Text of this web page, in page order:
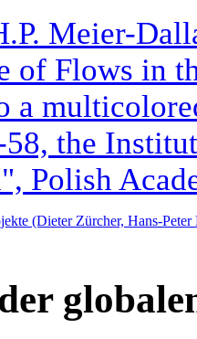
Meier-
of Flows in
a
the
Polish
(Dieter Zürcher, Hans-